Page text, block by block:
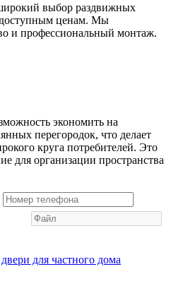
выбор раздвижных
доступным ценам. Мы
и профессиональный монтаж.
экономить на
перегородок, что делает
круга потребителей. Это
для организации пространства
для частного дома